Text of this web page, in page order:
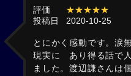
評価
★★★★★
投稿日
2020-10-25
とにかく感動です。涙
現実に あり得る話で
ました。渡辺謙さんは